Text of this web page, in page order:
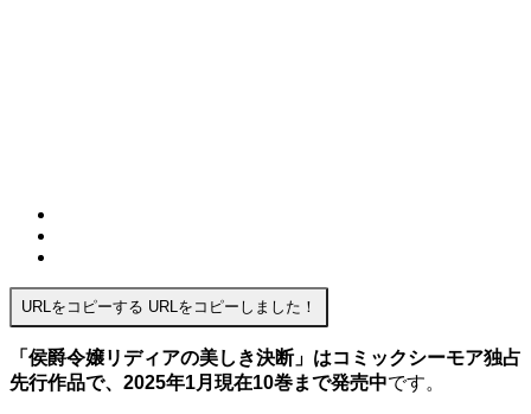
URLをコピーする URLをコピーしました！
「侯爵令嬢リディアの美しき決断」はコミックシーモア独占
先行作品で、2025年1月現在10巻まで発売中です。